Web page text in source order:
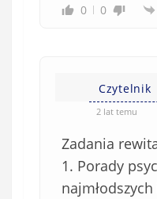
0 0
Czytelnik
2 lat temu
Zadania
1. Porady